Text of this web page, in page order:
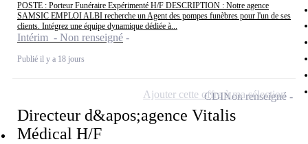
POSTE : Porteur Funéraire Expérimenté H/F DESCRIPTION : Notre agence
SAMSIC EMPLOI ALBI recherche un Agent des pompes funèbres pour l'un de ses
clients. Intégrez une équipe dynamique dédiée à...
Intérim - Non renseigné
Publié il y a 18 jours
Directeur d&apos;agence Vitalis
Médical H/F
CDINon renseigné
Ajouter cette offre à ma sélection